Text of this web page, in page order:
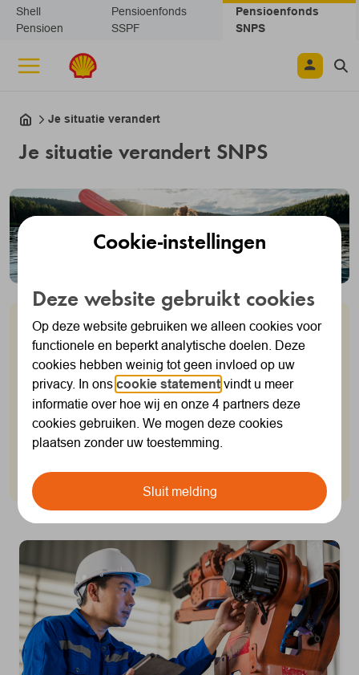
Navigatie overslaan
Shell
Pensioen
Pensioenfonds
SSPF
Pensioenfonds
SNPS
Je situatie verandert
Je situatie verandert SNPS
Privé of in je werk
Een nieuwe baan, een verhuizing of
gezinsuitbreiding; grote veranderingen in je leven
kunnen ook gevolgen hebben voor je pensioen.
Bekijk hieronder wat je kunt doen in jouw situatie,
zodat je pensioen goed blijft aansluiten bij je leven
Cookie-instellingen
Deze website gebruikt cookies
Op deze website gebruiken we alleen cookies voor
functionele en beperkt analytische doelen. Deze
cookies hebben weinig tot geen invloed op uw
privacy. In onscookie statement vindt u meer
informatie over hoe wij en onze 4 partners deze
cookies gebruiken. We mogen deze cookies
plaatsen zonder uw toestemming.
Sluit melding